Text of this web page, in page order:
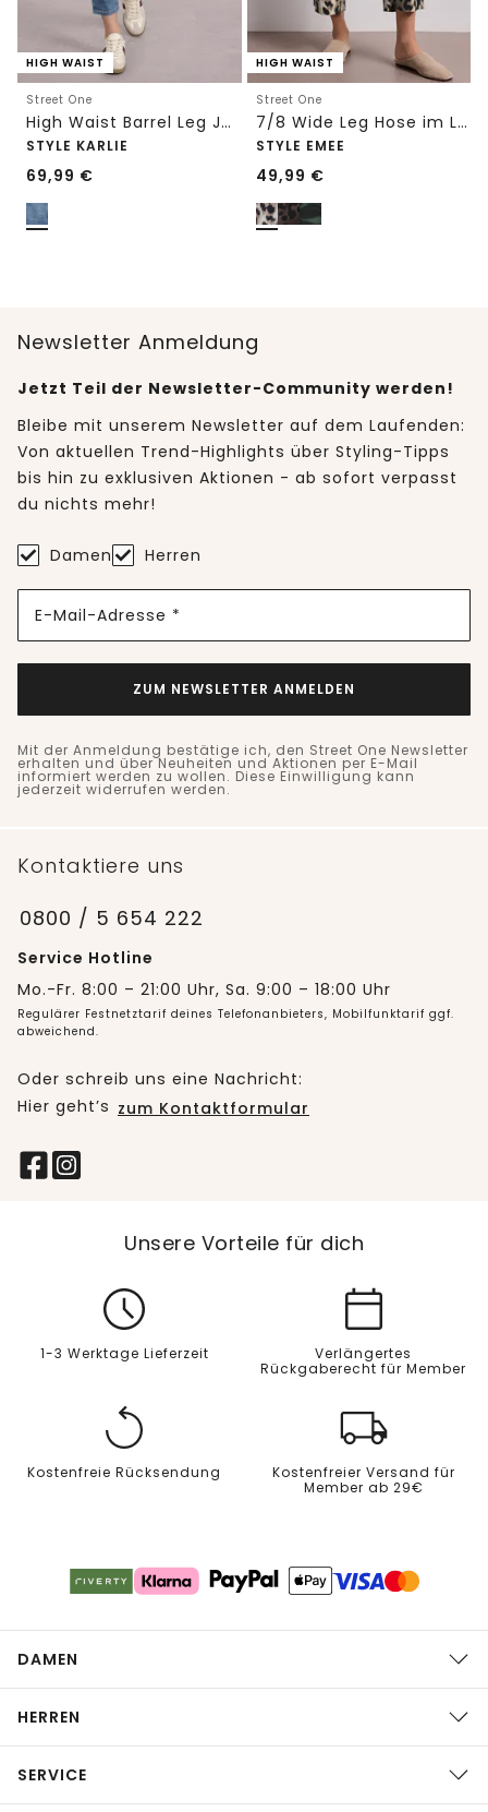
HIGH WAIST
Street One
High Waist Barrel Leg Jeans im Loose Fit
STYLE KARLIE
69,99 €
HIGH WAIST
Street One
7/8 Wide Leg Hose im Loose Fit mit Print
STYLE EMEE
49,99 €
Newsletter Anmeldung
Jetzt Teil der Newsletter-Community werden!
Bleibe mit unserem Newsletter auf dem Laufenden:
Von aktuellen Trend-Highlights über Styling-Tipps
bis hin zu exklusiven Aktionen - ab sofort verpasst
du nichts mehr!
Damen Herren
E-Mail-Adresse *
ZUM NEWSLETTER ANMELDEN
Mit der Anmeldung bestätige ich, den Street One Newsletter
erhalten und über Neuheiten und Aktionen per E-Mail
informiert werden zu wollen. Diese Einwilligung kann
jederzeit widerrufen werden.
Kontaktiere uns
0800 / 5 654 222
Service Hotline
Mo.-Fr. 8:00 – 21:00 Uhr, Sa. 9:00 – 18:00 Uhr
Regulärer Festnetztarif deines Telefonanbieters, Mobilfunktarif ggf.
abweichend.
Oder schreib uns eine Nachricht:
Hier geht’s zum Kontaktformular
Unsere Vorteile für dich
1-3 Werktage Lieferzeit
Verlängertes
Rückgaberecht für Member
Kostenfreie Rücksendung
Kostenfreier Versand für
Member ab 29€
DAMEN
HERREN
SERVICE